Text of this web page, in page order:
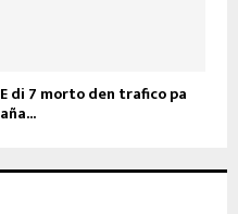
E di 7 morto den trafico pa
aña...